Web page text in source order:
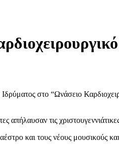
στο “Ωνάσειο
απήλαυσαν τις
και τους νέους μουσικούς